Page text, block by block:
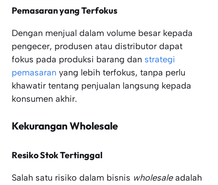
Pemasaran yang Terfokus
Dengan menjual dalam volume besar kepada
pengecer, produsen atau distributor dapat
fokus pada produksi barang dan strategi
pemasaran yang lebih terfokus, tanpa perlu
khawatir tentang penjualan langsung kepada
konsumen akhir.
Kekurangan Wholesale
Resiko Stok Tertinggal
Salah satu risiko dalam bisnis wholesaleadalah